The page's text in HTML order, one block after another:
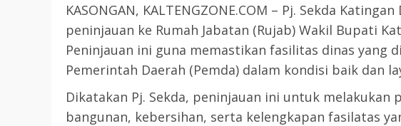
KASONGAN, KALTENGZONE.COM – Pj. Sekda
peninjauan ke Rumah Jabatan (Rujab) Wakil Bupati
Peninjauan ini guna memastikan fasilitas dinas yang
Pemerintah Daerah (Pemda) dalam kondisi baik dan
Dikatakan Pj. Sekda, peninjauan ini untuk melakukan
bangunan, kebersihan, serta kelengkapan fasilatas